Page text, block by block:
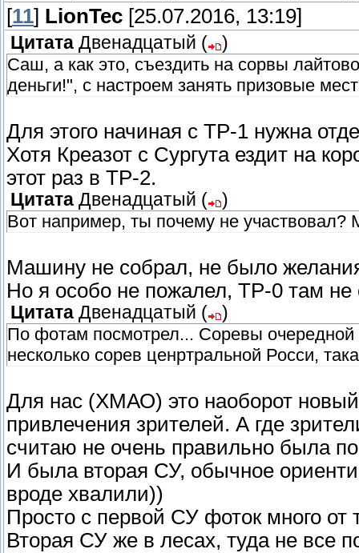
[11] LionTec [25.07.2016, 13:19]
Цитата Двенадцатый (
)
Саш, а как это, съездить на сорвы
деньги!", с настроем занять призовые
Для этого начиная с ТР-1 нужна
Хотя Креазот с Сургута ездит на
этот раз в ТР-2.
Цитата Двенадцатый (
)
Вот например, ты почему не
Машину не собрал, не было
Но я особо не пожалел, ТР-0 там
Цитата Двенадцатый (
)
По фотам посмотрел... Соревы очередной
несколько сорев ценртральной Росси,
Для нас (ХМАО) это наоборот
привлечения зрителей. А где
считаю не очень правильно была
И была вторая СУ, обычное
вроде хвалили))
Просто с первой СУ фоток много от
Вторая СУ же в лесах, туда не все